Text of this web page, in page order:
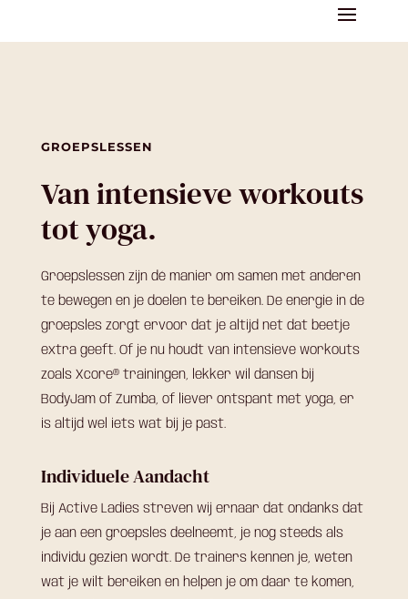
GROEPSLESSEN
Van intensieve workouts
tot yoga.
Groepslessen zijn dé manier om samen met anderen
te bewegen en je doelen te bereiken. De energie in de
groepsles zorgt ervoor dat je altijd net dat beetje
extra geeft. Of je nu houdt van intensieve workouts
zoals Xcore® trainingen, lekker wil dansen bij
BodyJam of Zumba, of liever ontspant met yoga, er
is altijd wel iets wat bij je past.
Individuele Aandacht
Bij Active Ladies streven wij ernaar dat ondanks dat
je aan een groepsles deelneemt, je nog steeds als
individu gezien wordt. De trainers kennen je, weten
wat je wilt bereiken en helpen je om daar te komen,